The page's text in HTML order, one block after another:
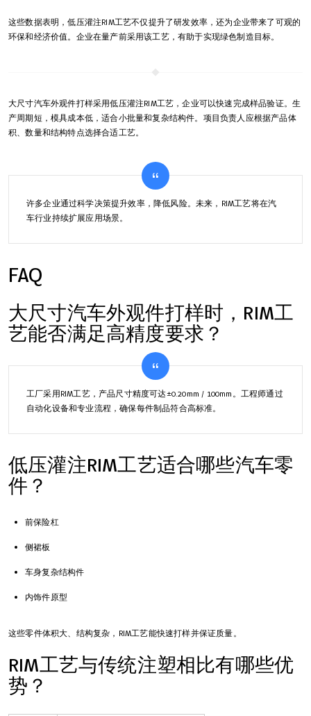
这些数据表明，低压灌注RIM工艺不仅提升了研发效率，还为企业带来了可观的
环保和经济价值。企业在量产前采用该工艺，有助于实现绿色制造目标。
大尺寸汽车外观件打样采用低压灌注RIM工艺，企业可以快速完成样品验证。生
产周期短，模具成本低，适合小批量和复杂结构件。项目负责人应根据产品体
积、数量和结构特点选择合适工艺。
许多企业通过科学决策提升效率，降低风险。未来，RIM工艺将在汽
车行业持续扩展应用场景。
FAQ
大尺寸汽车外观件打样时，RIM工
艺能否满足高精度要求？
工厂采用RIM工艺，产品尺寸精度可达±0.20mm / 100mm。工程师通过
自动化设备和专业流程，确保每件制品符合高标准。
低压灌注RIM工艺适合哪些汽车零
件？
前保险杠
侧裙板
车身复杂结构件
内饰件原型
这些零件体积大、结构复杂，RIM工艺能快速打样并保证质量。
RIM工艺与传统注塑相比有哪些优
势？